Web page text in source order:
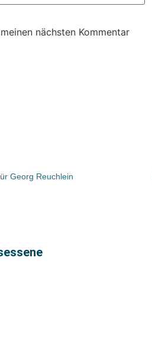
nächsten Kommentar
Georg Reuchlein